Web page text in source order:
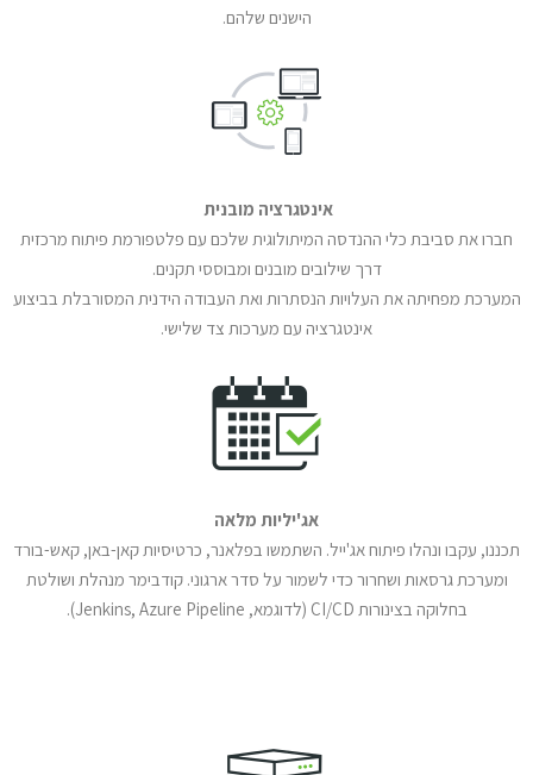
הישנים שלהם.
אינטגרציה מובנית
חברו את סביבת כלי ההנדסה המיתולוגית שלכם עם פלטפורמת פיתוח מרכזית
דרך שילובים מובנים ומבוססי תקנים.
המערכת מפחיתה את העלויות הנסתרות ואת העבודה הידנית המסורבלת בביצוע
אינטגרציה עם מערכות צד שלישי.
אג'יליות מלאה
תכננו, עקבו ונהלו פיתוח אג'ייל. השתמשו בפלאנר, כרטיסיות קאן-באן, קאש-בורד
ומערכת גרסאות ושחרור כדי לשמור על סדר ארגוני. קודבימר מנהלת ושולטת
בחלוקה בצינורות CI/CD (לדוגמא, Jenkins, Azure Pipeline).